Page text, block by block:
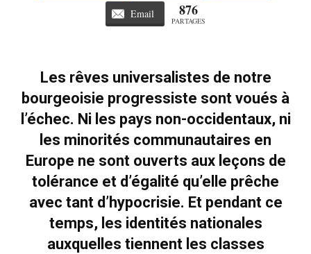
Email 876
PARTAGES
Les rêves universalistes de notre
bourgeoisie progressiste sont voués à
l’échec. Ni les pays non-occidentaux, ni
les minorités communautaires en
Europe ne sont ouverts aux leçons de
tolérance et d’égalité qu’elle prêche
avec tant d’hypocrisie. Et pendant ce
temps, les identités nationales
auxquelles tiennent les classes